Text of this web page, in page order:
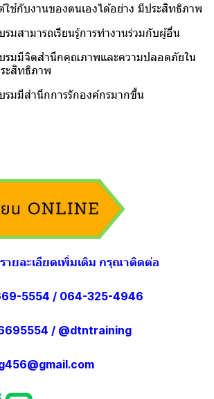
ใช้กับงานของตนเองได้อย่าง มีประสิทธิภาพ
มารถเรียนรู้การทำงานร่วมกับผู้อื่น
ตสำนึกคุณภาพและความปลอดภัยใน
ะสิทธิภาพ
ำนึกการรักองค์กรมากขึ้น
ายละเอียดเพิ่มเติม กรุณาติดต่อ
5554 / 064-325-4946
/ @dtntraining